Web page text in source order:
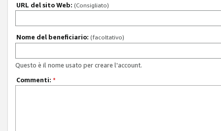
URL del sito Web: (Consigliato)
Nome del beneficiario: (facoltativo)
Questo è il nome usato per creare l'account.
Commenti: *